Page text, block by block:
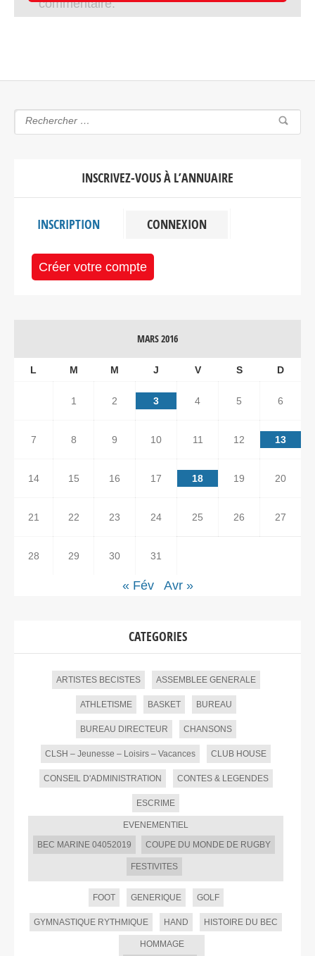
commentaire.
INSCRIVEZ-VOUS À L’ANNUAIRE
INSCRIPTION CONNEXION
Créer votre compte
MARS 2016
L M M J V S D
1 2 3 4 5 6
7 8 9 10 11 12 13
14 15 16 17 18 19 20
21 22 23 24 25 26 27
28 29 30 31
« Fév Avr »
CATEGORIES
ARTISTES BECISTES ASSEMBLEE GENERALE
ATHLETISME BASKET BUREAU
BUREAU DIRECTEUR CHANSONS
CLSH – Jeunesse – Loisirs – Vacances CLUB HOUSE
CONSEIL D'ADMINISTRATION CONTES & LEGENDES
ESCRIME
EVENEMENTIEL
BEC MARINE 04052019
COUPE DU MONDE DE RUGBY
FESTIVITES
FOOT GENERIQUE GOLF
GYMNASTIQUE RYTHMIQUE HAND HISTOIRE DU BEC
HOMMAGE